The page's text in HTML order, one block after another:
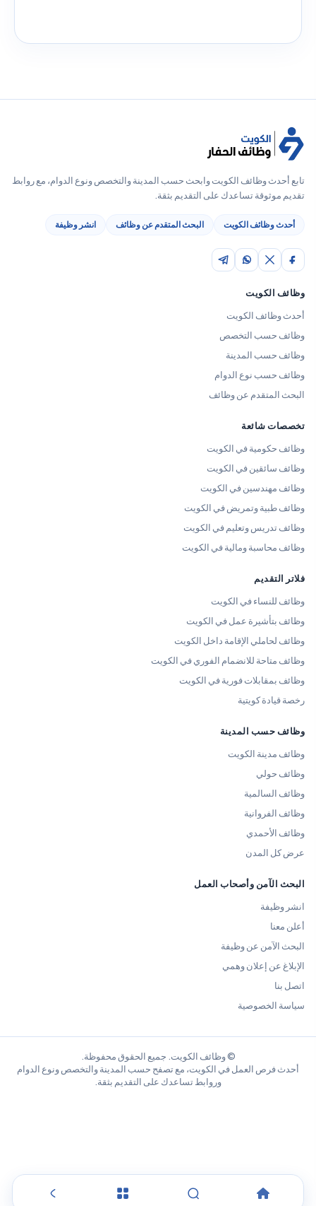
تابع أحدث وظائف الكويت وابحث حسب المدينة والتخصص ونوع الدوام، مع روابط
تقديم موثوقة تساعدك على التقديم بثقة.
أحدث وظائف الكويت البحث المتقدم عن وظائف انشر وظيفة
وظائف الكويت
أحدث وظائف الكويت
وظائف حسب التخصص
وظائف حسب المدينة
وظائف حسب نوع الدوام
البحث المتقدم عن وظائف
تخصصات شائعة
وظائف حكومية في الكويت
وظائف سائقين في الكويت
وظائف مهندسين في الكويت
وظائف طبية وتمريض في الكويت
وظائف تدريس وتعليم في الكويت
وظائف محاسبة ومالية في الكويت
فلاتر التقديم
وظائف للنساء في الكويت
وظائف بتأشيرة عمل في الكويت
وظائف لحاملي الإقامة داخل الكويت
وظائف متاحة للانضمام الفوري في الكويت
وظائف بمقابلات فورية في الكويت
رخصة قيادة كويتية
وظائف حسب المدينة
وظائف مدينة الكويت
وظائف حولي
وظائف السالمية
وظائف الفروانية
وظائف الأحمدي
عرض كل المدن
البحث الآمن وأصحاب العمل
انشر وظيفة
أعلن معنا
البحث الآمن عن وظيفة
الإبلاغ عن إعلان وهمي
اتصل بنا
سياسة الخصوصية
© وظائف الكويت. جميع الحقوق محفوظة.
أحدث فرص العمل في الكويت، مع تصفح حسب المدينة والتخصص ونوع الدوام
وروابط تساعدك على التقديم بثقة.